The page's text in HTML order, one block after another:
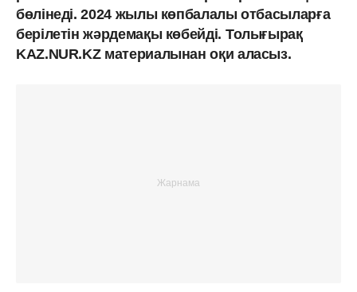
бөлінеді. 2024 жылы көпбалалы отбасыларға
берілетін жәрдемақы көбейді. Толығырақ
KAZ.NUR.KZ материалынан оқи аласыз.